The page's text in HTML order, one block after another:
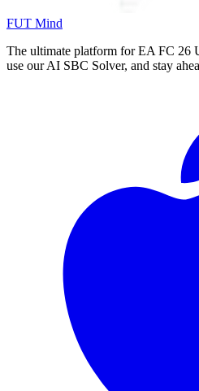
FUT Mind
The ultimate platform for EA FC 26
use our AI SBC Solver, and stay